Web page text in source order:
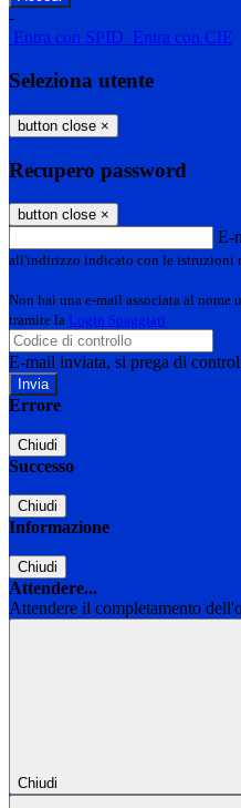
-
Entra con SPID Entra con CIE
Seleziona utente
button close ×
Recupero password
button close ×
E-
all'indirizzo indicato con le istruzioni
Non hai una e-mail associata al nome
tramite la Login Spaggiari
E-mail inviata, si prega di
Errore
Chiudi
Successo
Chiudi
Informazione
Chiudi
Attendere...
Attendere il completamento
Chiudi